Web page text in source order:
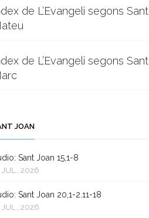
de L’Evangeli segons Sant
de L’Evangeli segons Sant
JOAN
Sant Joan 15,1-8
JUL., 2026
Sant Joan 20,1-2.11-18
JUL., 2026